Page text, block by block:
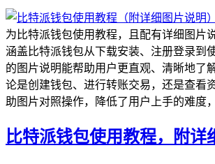
为比特派钱包使用教程，且配有详细图片
涵盖比特派钱包从下载安装、注册登录到
的图片说明能帮助用户更直观、清晰地了
论是创建钱包、进行转账交易，还是查看
助图片对照操作，降低了用户上手的难度
比特派钱包使用教程，附详